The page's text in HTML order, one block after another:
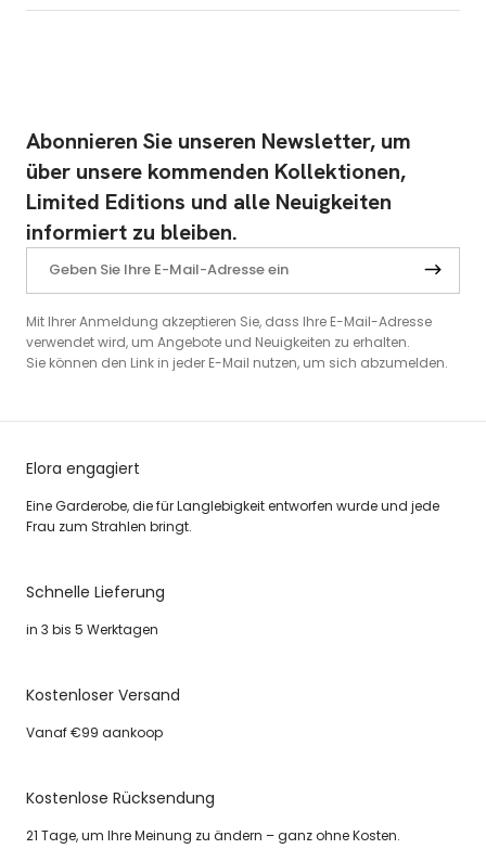
Abonnieren Sie unseren Newsletter, um
über unsere kommenden Kollektionen,
Limited Editions und alle Neuigkeiten
informiert zu bleiben.
Mit Ihrer Anmeldung akzeptieren Sie, dass Ihre E-Mail-Adresse
verwendet wird, um Angebote und Neuigkeiten zu erhalten.
Sie können den Link in jeder E-Mail nutzen, um sich abzumelden.
Elora engagiert
Eine Garderobe, die für Langlebigkeit entworfen wurde und jede
Frau zum Strahlen bringt.
Schnelle Lieferung
in 3 bis 5 Werktagen
Kostenloser Versand
Vanaf €99 aankoop
Kostenlose Rücksendung
21 Tage, um Ihre Meinung zu ändern – ganz ohne Kosten.